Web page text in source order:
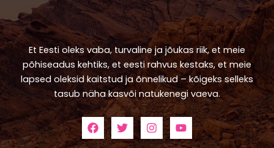
Et Eesti oleks vaba, turvaline ja jõukas riik, et meie
põhiseadus kehtiks, et eesti rahvus kestaks, et meie
lapsed oleksid kaitstud ja õnnelikud – kõigeks selleks
tasub näha kasvõi natukenegi vaeva.